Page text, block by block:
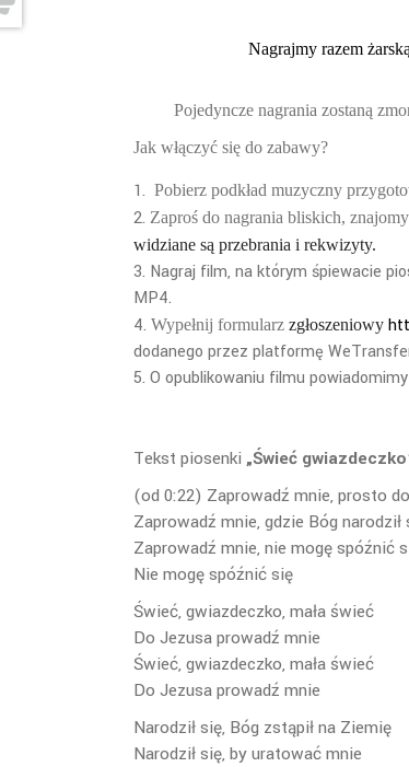
Nagrajmy razem
Pojedyncze nagrania zostaną
Jak włączyć się do zabawy?
Pobierz podkład muzyczny
Zaproś do nagrania bliskich,
widziane są przebrania i rekwizyty.
Nagraj film, na którym śpiewacie
MP4.
Wypełnij formularz zgłoszeniowy
dodanego przez platformę
O opublikowaniu filmu
Tekst piosenki „Świeć
(od 0:22) Zaprowadź mnie, prosto
Zaprowadź mnie, gdzie Bóg narodził
Zaprowadź mnie, nie mogę spóźnić
Nie mogę spóźnić się
Świeć, gwiazdeczko, mała świeć
Do Jezusa prowadź mnie
Świeć, gwiazdeczko, mała świeć
Do Jezusa prowadź mnie
Narodził się, Bóg zstąpił na Ziemię
Narodził się, by uratować mnie